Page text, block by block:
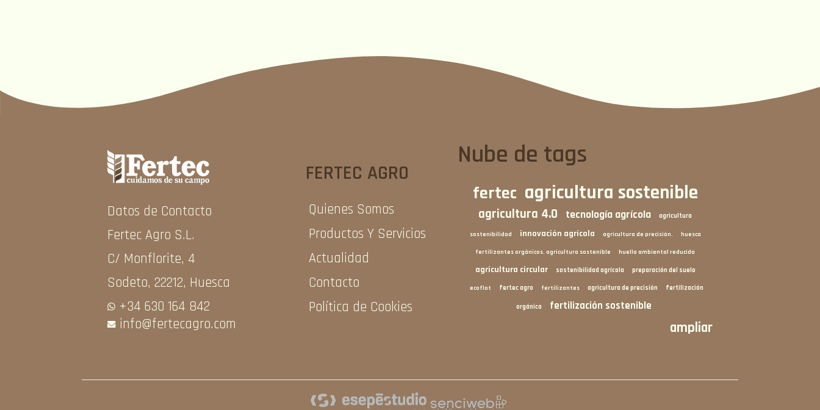
Datos de Contacto
Fertec Agro S.L.
C/ Monflorite, 4
Sodeto, 22212, Huesca
+34 630 164 842
info@fertecagro.com
FERTEC AGRO
Quienes Somos
Productos Y Servicios
Actualidad
Contacto
Política de Cookies
Nube de tags
fertec agricultura sostenible
agricultura 4.0 tecnología agrícola agricultura
sostenibilidad innovación agrícola agricultura de precisión. huesca
fertilizantes orgánicos. agricultura sostenible huella ambiental reducida
agricultura circular sostenibilidad agrícola preparación del suelo
ecoflot fertec agro fertilizantes agricultura de precisión fertilización
orgánica fertilización sostenible
ampliar